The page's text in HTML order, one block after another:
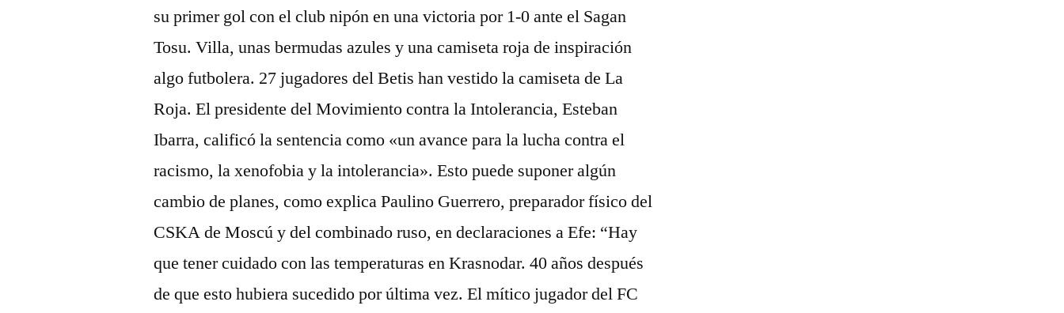
su primer gol con el club nipón en una victoria por 1-0 ante el Sagan
Tosu. Villa, unas bermudas azules y una camiseta roja de inspiración
algo futbolera. 27 jugadores del Betis han vestido la camiseta de La
Roja. El presidente del Movimiento contra la Intolerancia, Esteban
Ibarra, calificó la sentencia como «un avance para la lucha contra el
racismo, la xenofobia y la intolerancia». Esto puede suponer algún
cambio de planes, como explica Paulino Guerrero, preparador físico del
CSKA de Moscú y del combinado ruso, en declaraciones a Efe: “Hay
que tener cuidado con las temperaturas en Krasnodar. 40 años después
de que esto hubiera sucedido por última vez. El mítico jugador del FC